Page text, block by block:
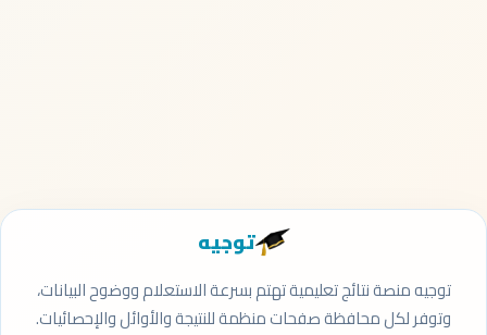
توجيه
توجيه منصة نتائج تعليمية تهتم بسرعة الاستعلام ووضوح البيانات،
وتوفر لكل محافظة صفحات منظمة للنتيجة والأوائل والإحصائيات.